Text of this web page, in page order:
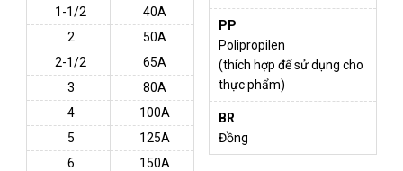
1-1/2
40A
2
50A
2-1/2
65A
3
80A
4
100A
5
125A
6
150A
PP
Polipropilen
(thích hợp để sử dụng cho
thực phẩm)
BR
Đồng